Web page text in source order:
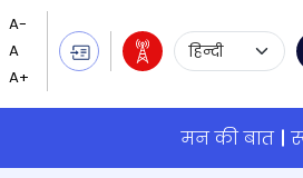
Language
मन की बात